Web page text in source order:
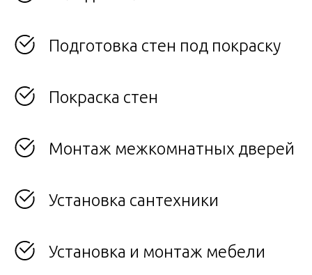
Подготовка стен под покраску
Покраска стен
Монтаж межкомнатных дверей
Установка сантехники
Установка и монтаж мебели